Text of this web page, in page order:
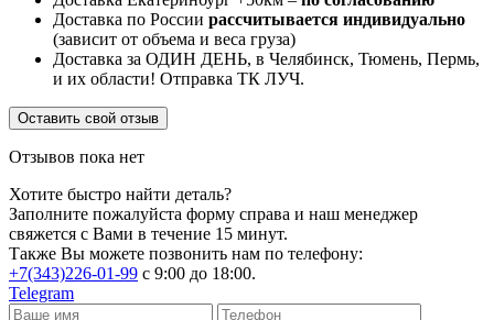
Доставка по России рассчитывается индивидуально
(зависит от объема и веса груза)
Доставка за ОДИН ДЕНЬ, в Челябинск, Тюмень, Пермь,
и их области! Отправка ТК ЛУЧ.
Оставить свой отзыв
Отзывов пока нет
Хотите быстро найти деталь?
Заполните пожалуйста форму справа и наш менеджер
свяжется с Вами в течение 15 минут.
Также Вы можете позвонить нам по телефону:
+7(343)226-01-99 с 9:00 до 18:00.
Telegram